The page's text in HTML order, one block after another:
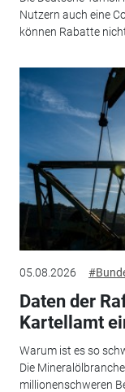
Nutzern auch eine
können Rabatte
05.08.2026
Daten der
Kartellamt
Warum ist es so
Die
millionenschweren